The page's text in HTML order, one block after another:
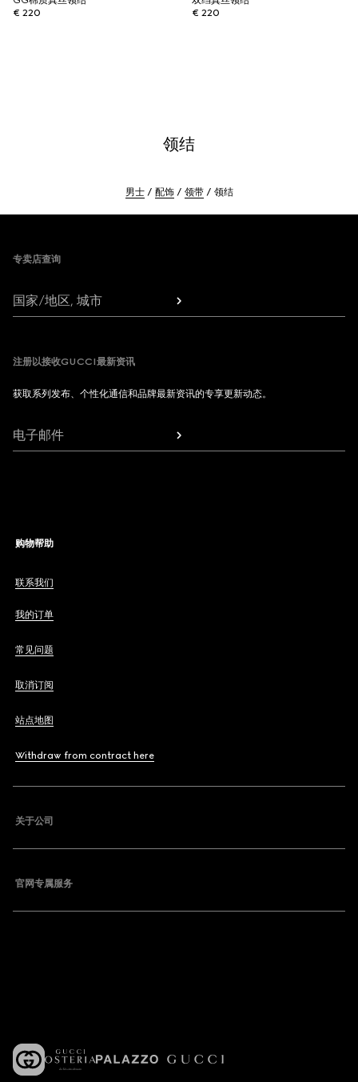
€ 220
€ 220
领结
男士 配饰 领带 领结
专卖店查询
国家/地区, 城市
注册以接收GUCCI最新资讯
获取系列发布、个性化通信和品牌最新资讯的专享更新动态。
电子邮件
购物帮助
联系我们
我的订单
常见问题
取消订阅
站点地图
Withdraw from contract here
关于公司
官网专属服务